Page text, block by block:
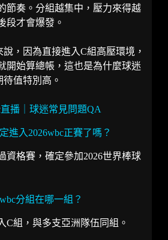
節奏。分組越集中，壓力來得越
段才會爆發。
說，因為直接進入C組高壓環境，
開始算總帳，這也是為什麼球迷
值特別高。
播｜球迷常見問題QA
進入2026wbc正賽了嗎？
資格賽，確定參加2026世界棒球
分組在哪一組？
C組，與多支亞洲隊伍同組。